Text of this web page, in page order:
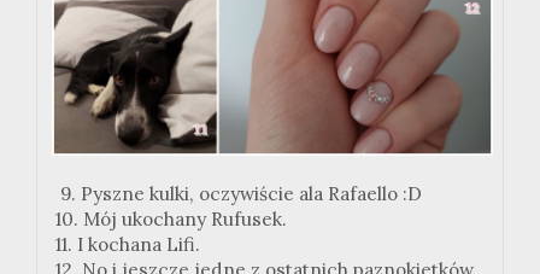
9. Pyszne kulki, oczywiście ala Rafaello :D
10. Mój ukochany Rufusek.
11. I kochana Lifi.
12. No i jeszcze jedne z ostatnich paznokietków.